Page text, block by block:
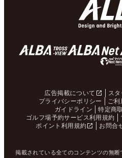
広告掲載について ス
プライバシーポリシー
ご利
ガイドライン
特定商
ゴルフ場予約サービス利用規約
ポイント利用規約
お問合
掲載されている全てのコンテンツの無